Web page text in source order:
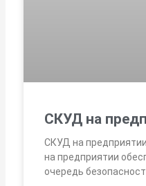
СКУД на
СКУД на
на предприятии
очередь